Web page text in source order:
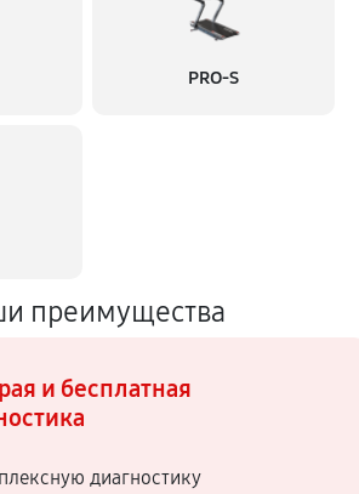
PRO-S
преимущества
и бесплатная
диагностику